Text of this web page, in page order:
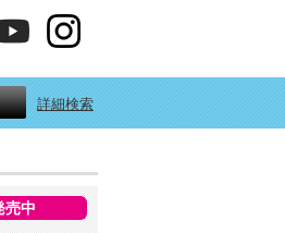
詳細検索
売中